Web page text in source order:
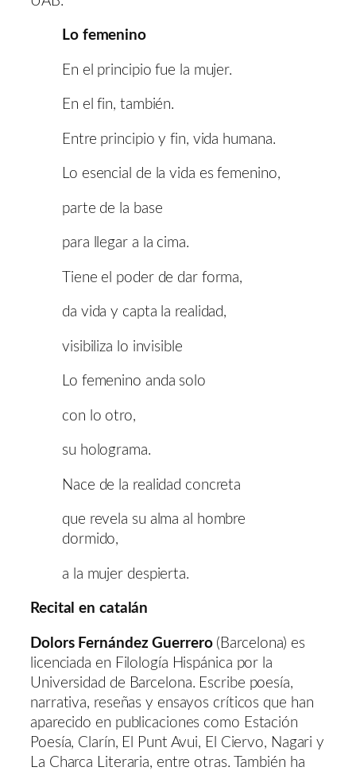
Lo femenino
En el principio fue la mujer.
En el fin, también.
Entre principio y fin, vida humana.
Lo esencial de la vida es femenino,
parte de la base
para llegar a la cima.
Tiene el poder de dar forma,
da vida y capta la realidad,
visibiliza lo invisible
Lo femenino anda solo
con lo otro,
su holograma.
Nace de la realidad concreta
que revela su alma al hombre
dormido,
a la mujer despierta.
Recital en catalán
Dolors Fernández Guerrero(Barcelona) es
licenciada en Filología Hispánica por la
Universidad de Barcelona. Escribe poesía,
narrativa, reseñas y ensayos críticos que han
aparecido en publicaciones como Estación
Poesía, Clarín, El Punt Avui, El Ciervo, Nagari y
La Charca Literaria, entre otras. También ha